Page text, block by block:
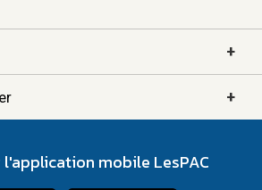
+
+
l'application mobile LesPAC